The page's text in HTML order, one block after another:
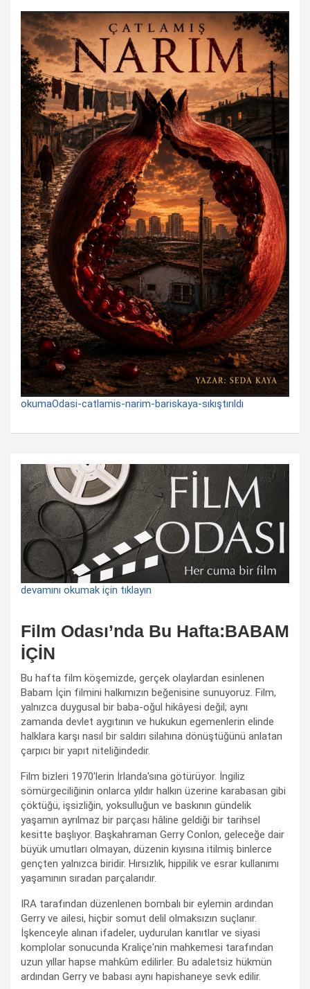
okumaOdasi-catlamis-narim-bariskaya-sıkıştırıldı
devamını okumak için tıklayın
Film Odası’nda Bu Hafta:BABAM
İÇİN
Bu hafta film köşemizde, gerçek olaylardan esinlenen
Babam İçin filmini halkımızın beğenisine sunuyoruz. Film,
yalnızca duygusal bir baba-oğul hikâyesi değil; aynı
zamanda devlet aygıtının ve hukukun egemenlerin elinde
halklara karşı nasıl bir saldırı silahına dönüştüğünü anlatan
çarpıcı bir yapıt niteliğindedir.
Film bizleri 1970'lerin İrlanda'sına götürüyor. İngiliz
sömürgeciliğinin onlarca yıldır halkın üzerine karabasan gibi
çöktüğü, işsizliğin, yoksulluğun ve baskının gündelik
yaşamın ayrılmaz bir parçası hâline geldiği bir tarihsel
kesitte başlıyor. Başkahraman Gerry Conlon, geleceğe dair
büyük umutları olmayan, düzenin kıyısına itilmiş binlerce
gençten yalnızca biridir. Hırsızlık, hippilik ve esrar kullanımı
yaşamının sıradan parçalarıdır.
IRA tarafından düzenlenen bombalı bir eylemin ardından
Gerry ve ailesi, hiçbir somut delil olmaksızın suçlanır.
İşkenceyle alınan ifadeler, uydurulan kanıtlar ve siyasi
komplolar sonucunda Kraliçe'nin mahkemesi tarafından
uzun yıllar hapse mahkûm edilirler. Bu adaletsiz hükmün
ardından Gerry ve babası aynı hapishaneye sevk edilir.